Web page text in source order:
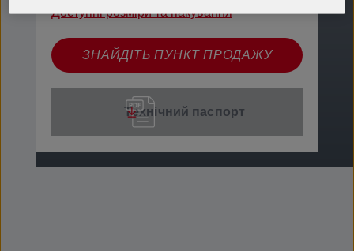
Доступні розміри та пакування
ЗНАЙДІТЬ ПУНКТ ПРОДАЖУ
Технічний паспорт